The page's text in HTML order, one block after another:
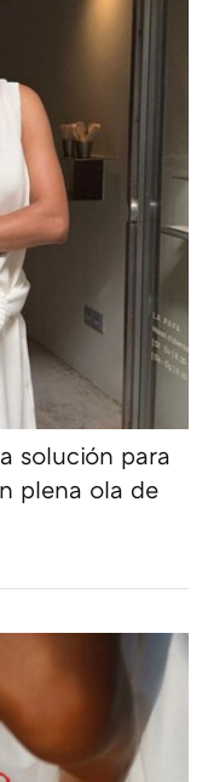
solución para
plena ola de